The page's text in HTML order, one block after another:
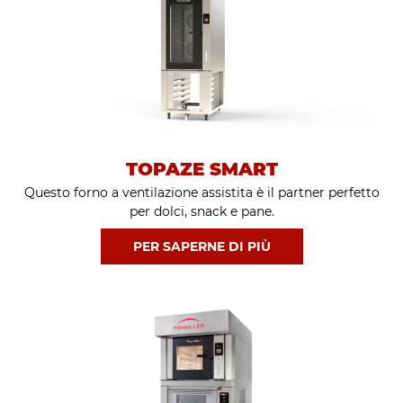
TOPAZE SMART
Questo forno a ventilazione assistita è il partner perfetto
per dolci, snack e pane.
PER SAPERNE DI PIÙ